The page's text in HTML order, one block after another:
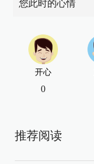
您此时的心情
开心
0
推荐阅读